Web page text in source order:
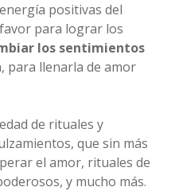
positivas del
para lograr los
los sentimientos
para llenarla de amor
de rituales y
que sin más
el amor, rituales de
y mucho más.